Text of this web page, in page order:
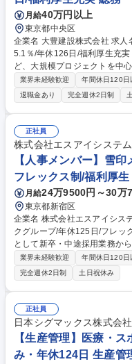
月給40万円以上
東京都中央区
企業名 大豊建設株式会社 求人名 【総務/総合職】盤石な経営体制/定着率9
5.1％/年休126日/福利厚生充実 仕事の内容 レインボーブリッジや庁舎な
ど、大規模プロジェクトを中
当社にて、総合職として総務
方を募集します。 【詳細】■社宅管理 ■固定資産（事務所、車両）管理 ■
安全衛生に関する業務 ■株主
管理、社保手続きなど） 等 ★
点とも連携しながら、バック
いただきます ★将来的には管
くことを期待しています。 募集職種 【総務/総合職】盤石な経営体制/定着
率95.1％/年休126日/福利厚生
業界未経験歓迎 年間休日120日
退職金あり
完全週休2日制
正社員
株式会社エスアイシステム
【人事メンバー】雪
フレックス制/福利厚
月給24万9500円～30万
東京都新宿区
企業名 株式会社エスアイシステム 求人名 【人事メンバー】雪印
クグループ/年休125日/フレックス制/福利厚
として新卒・中途採用業務か
用やタレントマネジメントシ
幅広い人事業務を総合的にご担当頂く
卒・中途を中心とした母集団
等■研修企画・運営：階層別
ディング施策の運用等■人事評
テムの運用、昇格試験等の運
業務を中心に経験を積み、将
じて中核人材としての活躍を期待していま
ー】雪印メグミルクグループ/
業界未経験歓迎 年間休日120日
完全週休2日制
土日祝休み
正社員
日本シグマックス株式会社
【生産管理】医療・
み・年休124日 生産管